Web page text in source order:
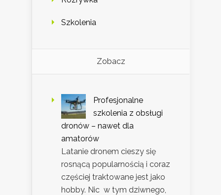
Szkolenia
Zobacz
Profesjonalne
szkolenia z obsługi
dronów – nawet dla
amatorów
Latanie dronem cieszy się
rosnącą popularnością i coraz
częściej traktowane jest jako
hobby. Nic w tym dziwnego,